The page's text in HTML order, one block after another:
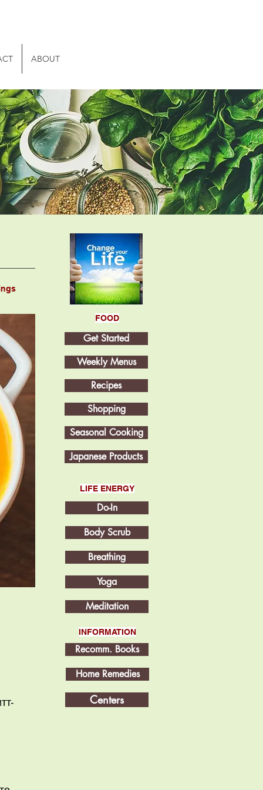
ABOUT
FOOD
Get Started
Weekly Menus
Recipes
Shopping
Seasonal Cooking
Japanese Products
LIFE ENERGY
Do-In
Body Scrub
Breathing
Yoga
Meditation
INFORMATION
Recomm. Books
Home Remedies
Centers